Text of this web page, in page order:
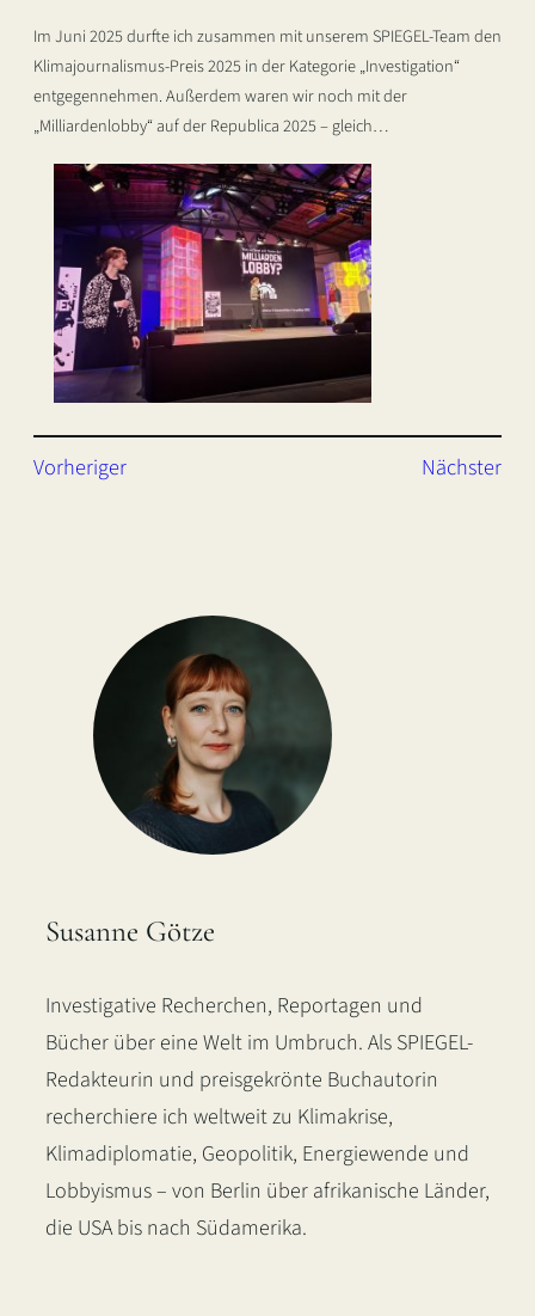
Im Juni 2025 durfte ich zusammen mit unserem SPIEGEL-Team den
Klimajournalismus-Preis 2025 in der Kategorie „Investigation“
entgegennehmen. Außerdem waren wir noch mit der
„Milliardenlobby“ auf der Republica 2025 – gleich…
Vorheriger Nächster
Susanne Götze
Investigative Recherchen, Reportagen und
Bücher über eine Welt im Umbruch. Als SPIEGEL-
Redakteurin und preisgekrönte Buchautorin
recherchiere ich weltweit zu Klimakrise,
Klimadiplomatie, Geopolitik, Energiewende und
Lobbyismus – von Berlin über afrikanische Länder,
die USA bis nach Südamerika.